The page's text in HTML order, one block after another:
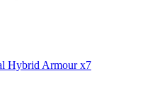
Hybrid Armour x7